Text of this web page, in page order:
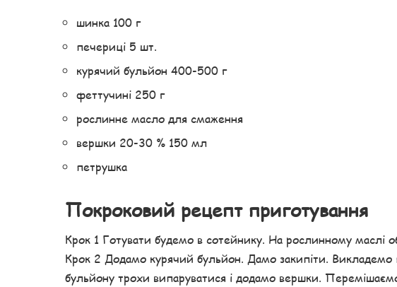
шинка 100 г
печериці 5 шт.
курячий бульйон 400-500 г
феттучині 250 г
рослинне масло для смаження
вершки 20-30 % 150 мл
петрушка
Покроковий рецепт приготування
Крок 1 Готувати будемо в сотейнику. На рослинному маслі
Крок 2 Додамо курячий бульйон. Дамо закипіти.
бульйону трохи випаруватися і додамо вершки.